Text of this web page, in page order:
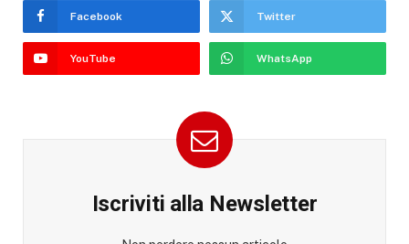
Facebook Twitter
YouTube WhatsApp
Iscriviti alla Newsletter